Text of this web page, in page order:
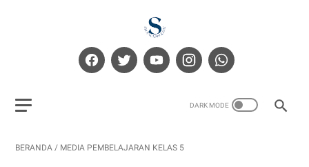
BERANDA / MEDIA PEMBELAJARAN KELAS 5